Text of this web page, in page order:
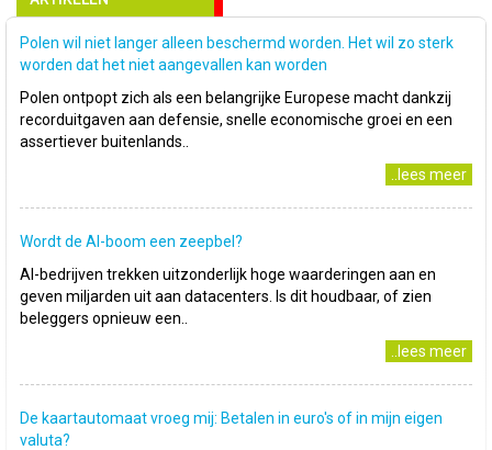
Polen wil niet langer alleen beschermd worden. Het wil zo sterk
worden dat het niet aangevallen kan worden
Polen ontpopt zich als een belangrijke Europese macht dankzij
recorduitgaven aan defensie, snelle economische groei en een
assertiever buitenlands..
..lees meer
Wordt de AI-boom een zeepbel?
AI-bedrijven trekken uitzonderlijk hoge waarderingen aan en
geven miljarden uit aan datacenters. Is dit houdbaar, of zien
beleggers opnieuw een..
..lees meer
De kaartautomaat vroeg mij: Betalen in euro's of in mijn eigen
valuta?